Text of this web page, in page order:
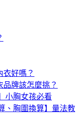
衣好嗎？
品牌該怎麼挑？
小胸女孩必看
、胸圍換算】量法教